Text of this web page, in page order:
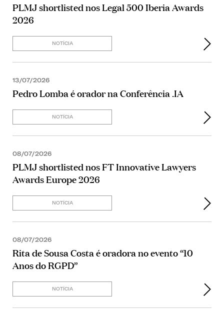
PLMJ shortlisted nos Legal 500 Iberia Awards
2026
NOTÍCIA
13/07/2026
Pedro Lomba é orador na Conferência .IA
NOTÍCIA
08/07/2026
PLMJ shortlisted nos FT Innovative Lawyers
Awards Europe 2026
NOTÍCIA
08/07/2026
Rita de Sousa Costa é oradora no evento “10
Anos do RGPD”
NOTÍCIA